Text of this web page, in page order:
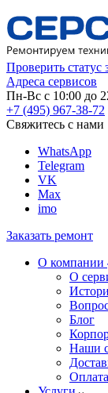
Проверить статус
Адреса сервисов
Пн-Вс с 10:00 до
+7 (495) 967-38-72
Свяжитесь с нами
WhatsApp
Telegram
VK
Max
imo
Заказать ремонт
О компании
О
Блог
Наши
Оплата